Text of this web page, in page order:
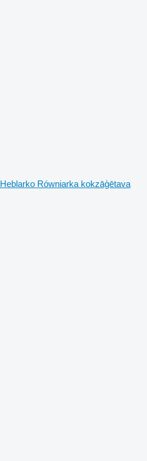
Heblarko Równiarka kokzāģētava